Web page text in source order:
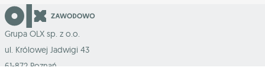
Grupa OLX sp. z o.o.
ul. Królowej Jadwigi 43
61-872 Poznań